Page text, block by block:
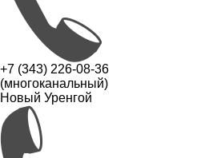
+7 (343) 226-08-36
(многоканальный)
Новый Уренгой